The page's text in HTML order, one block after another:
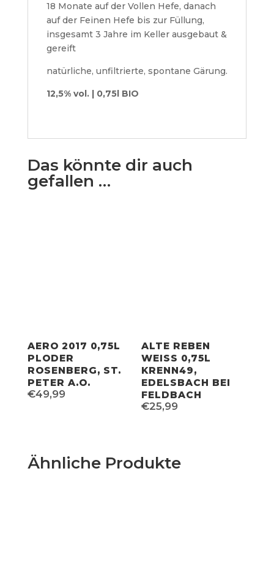
18 Monate auf der Vollen Hefe, danach
auf der Feinen Hefe bis zur Füllung,
insgesamt 3 Jahre im Keller ausgebaut &
gereift
natürliche, unfiltrierte, spontane Gärung.
12,5% vol. | 0,75l BIO
Das könnte dir auch
gefallen …
AERO 2017 0,75L
PLODER
ROSENBERG, ST.
PETER A.O.
€49,99
ALTE REBEN
WEISS 0,75L
KRENN49,
EDELSBACH BEI
FELDBACH
€25,99
Ähnliche Produkte